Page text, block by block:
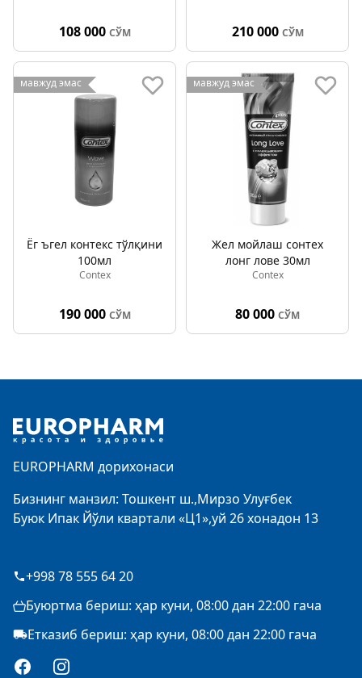
108 000 СЎМ 210 000 СЎМ
мавжуд эмас
Ёг ъгел контекс тўлқини
100мл
Contex
190 000 СЎМ
мавжуд эмас
Жел мойлаш cонтех
лонг лове 30мл
Contex
80 000 СЎМ
EUROPHARM дорихонаси
Бизнинг манзил: Тошкент ш.,Мирзо Улуғбек
Буюк Ипак Йўли квартали «Ц1»,уй 26 хонадон 13
+998 78 555 64 20
Буюртма бериш: ҳар куни, 08:00 дан 22:00 гача
Етказиб бериш: ҳар куни, 08:00 дан 22:00 гача
FacebookInstagram